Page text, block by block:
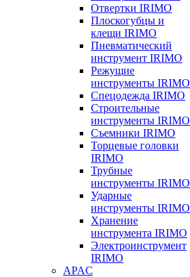
Отвертки IRIMO
Плоскогубцы и
клещи IRIMO
Пневматический
инструмент IRIMO
Режущие
инструменты IRIMO
Спецодежда IRIMO
Строительные
инструменты IRIMO
Съемники IRIMO
Торцевые головки
IRIMO
Трубные
инструменты IRIMO
Ударные
инструменты IRIMO
Хранение
инструмента IRIMO
Электроинструмент
IRIMO
APAC